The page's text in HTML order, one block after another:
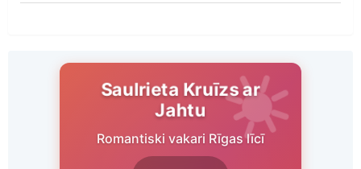
Saulrieta Kruīzs ar
Jahtu
Romantiski vakari Rīgas līcī